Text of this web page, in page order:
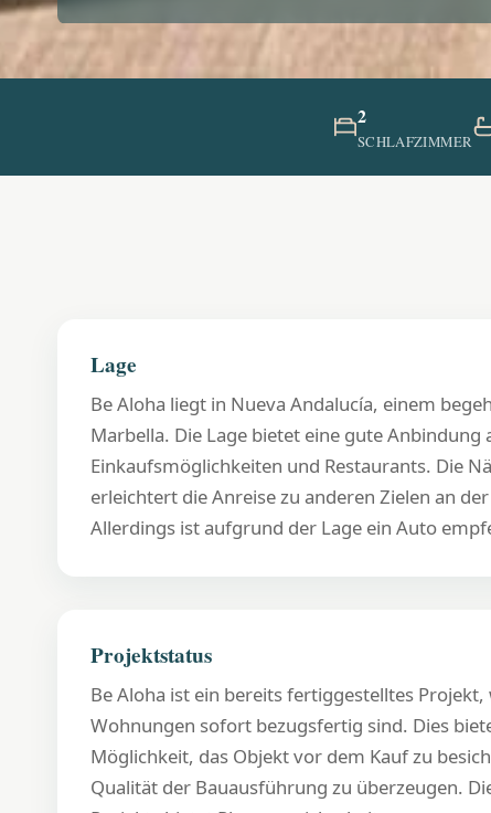
2
SCHLAFZIMMER
Lage
Be Aloha liegt in Nueva Andalucía, einem
Marbella. Die Lage bietet eine gute Anbindung
Einkaufsmöglichkeiten und Restaurants. Die
erleichtert die Anreise zu anderen Zielen an
Allerdings ist aufgrund der Lage ein Auto
Projektstatus
Be Aloha ist ein bereits fertiggestelltes Projekt,
Wohnungen sofort bezugsfertig sind. Dies
Möglichkeit, das Objekt vor dem Kauf zu
Qualität der Bauausführung zu überzeugen.